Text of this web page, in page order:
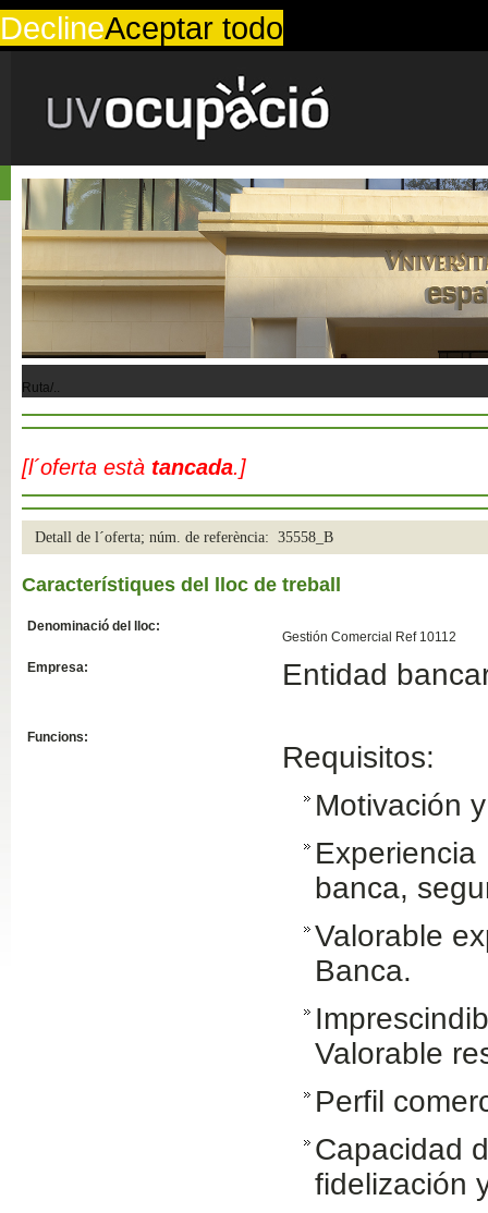
DeclineAceptar todo
Ruta/..
[l´oferta està tancada.]
Detall de l´oferta; núm. de referència: 35558_B
Característiques del lloc de treball
Denominació del lloc:
Gestión Comercial Ref 10112
Empresa:
Entidad
Funcions:
Requisitos:
Motivación
banca,
Valorable
Banca.
Valorable
Perfil
Capacidad
fidelización